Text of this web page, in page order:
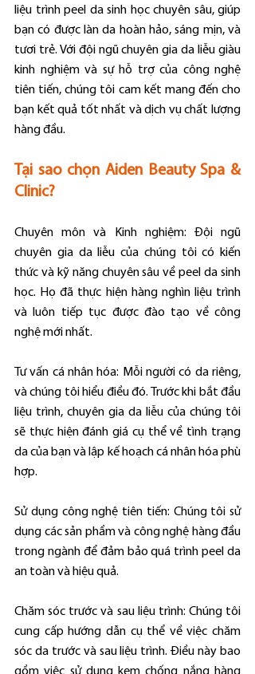
liệu trình peel da sinh học chuyên sâu, giúp
bạn có được làn da hoàn hảo, sáng mịn, và
tươi trẻ. Với đội ngũ chuyên gia da liễu giàu
kinh nghiệm và sự hỗ trợ của công nghệ
tiên tiến, chúng tôi cam kết mang đến cho
bạn kết quả tốt nhất và dịch vụ chất lượng
hàng đầu.
Tại sao chọn Aiden Beauty Spa &
Clinic?
Chuyên môn và Kinh nghiệm: Đội ngũ
chuyên gia da liễu của chúng tôi có kiến
thức và kỹ năng chuyên sâu về peel da sinh
học. Họ đã thực hiện hàng nghìn liệu trình
và luôn tiếp tục được đào tạo về công
nghệ mới nhất.
Tư vấn cá nhân hóa: Mỗi người có da riêng,
và chúng tôi hiểu điều đó. Trước khi bắt đầu
liệu trình, chuyên gia da liễu của chúng tôi
sẽ thực hiện đánh giá cụ thể về tình trạng
da của bạn và lập kế hoạch cá nhân hóa phù
hợp.
Sử dụng công nghệ tiên tiến: Chúng tôi sử
dụng các sản phẩm và công nghệ hàng đầu
trong ngành để đảm bảo quá trình peel da
an toàn và hiệu quả.
Chăm sóc trước và sau liệu trình: Chúng tôi
cung cấp hướng dẫn cụ thể về việc chăm
sóc da trước và sau liệu trình. Điều này bao